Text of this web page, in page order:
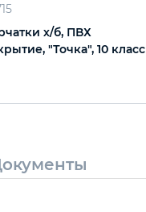
х/б, ПВХ
"Точка", 10 класс